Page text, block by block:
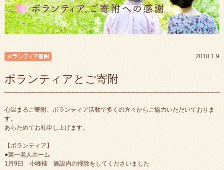
2018.1.9
ボランティアとご寄附
心温まるご寄附、ボランティア活動で多くの方々からご協力いただいておりま
す。
あらためてお礼申し上げます。
【ボランティア】
●第一老人ホーム
1月9日 小峰様 施設内の掃除をしてくださいました